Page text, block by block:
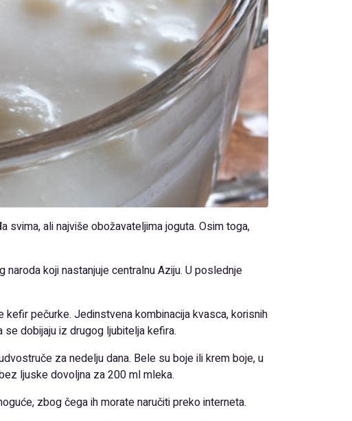
ali najviše obožavateljima joguta. Osim toga,
koji nastanjuje centralnu Aziju. U poslednje
pečurke. Jedinstvena kombinacija kvasca, korisnih
dobijaju iz drugog ljubitelja kefira.
za nedelju dana. Bele su boje ili krem boje, u
ljuske dovoljna za 200 ml mleka.
zbog čega ih morate naručiti preko interneta.